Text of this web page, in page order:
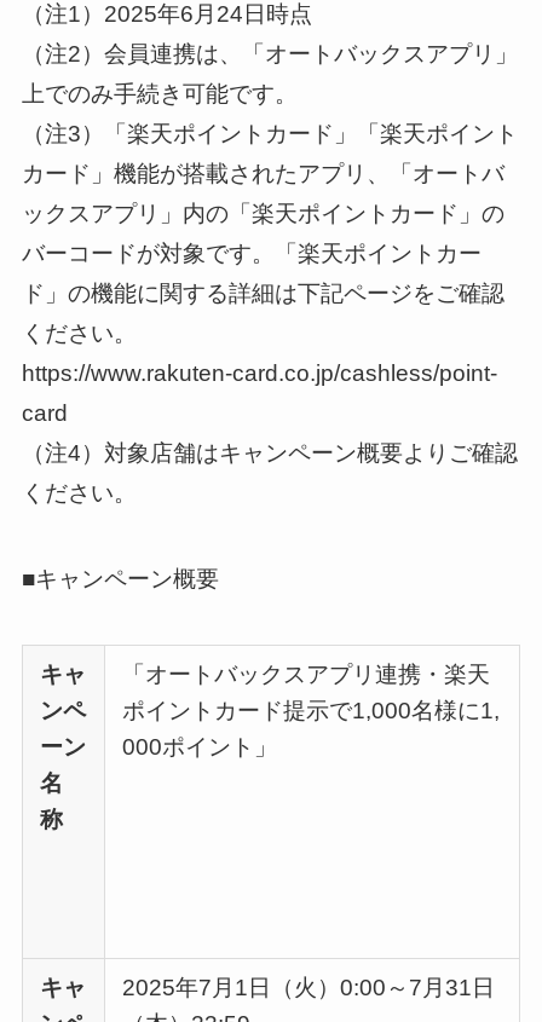
（注1）2025年6月24日時点
（注2）会員連携は、「オートバックスアプリ」
上でのみ手続き可能です。
（注3）「楽天ポイントカード」「楽天ポイント
カード」機能が搭載されたアプリ、「オートバ
ックスアプリ」内の「楽天ポイントカード」の
バーコードが対象です。「楽天ポイントカー
ド」の機能に関する詳細は下記ページをご確認
ください。
https://www.rakuten-card.co.jp/cashless/point-
card
（注4）対象店舗はキャンペーン概要よりご確認
ください。
■キャンペーン概要
キャ
ンペ
ーン
名
称
「オートバックスアプリ連携・楽天
ポイントカード提示で1,000名様に1,
000ポイント」
キャ
2025年7月1日（火）0:00～7月31日